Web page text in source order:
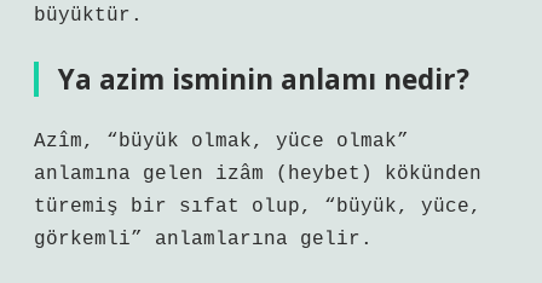
büyüktür.
Ya azim isminin anlamı nedir?
Azîm, “büyük olmak, yüce olmak”
anlamına gelen izâm (heybet) kökünden
türemiş bir sıfat olup, “büyük, yüce,
görkemli” anlamlarına gelir.